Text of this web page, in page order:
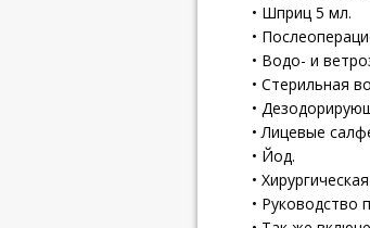
• Шприц 5 мл.
•
• Водо- и
• Стерильная
•
• Лицевые
• Йод.
•
• Руководство